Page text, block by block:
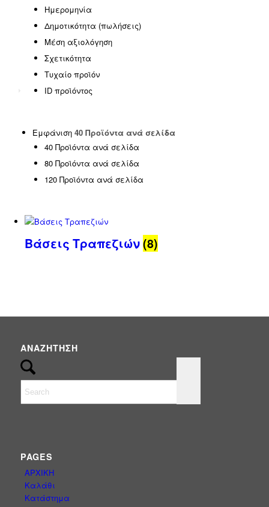
Ημερομηνία
Δημοτικότητα (πωλήσεις)
Μέση αξιολόγηση
Σχετικότητα
Τυχαίο προϊόν
ID προϊόντος
Εμφάνιση 40 Προϊόντα ανά σελίδα
40 Προϊόντα ανά σελίδα
80 Προϊόντα ανά σελίδα
120 Προϊόντα ανά σελίδα
Βάσεις Τραπεζιών(8)
ΑΝΑΖΉΤΗΣΗ
PAGES
ΑΡΧΙΚΗ
Καλάθι
Κατάστημα